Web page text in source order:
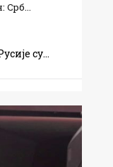
Срб...
су